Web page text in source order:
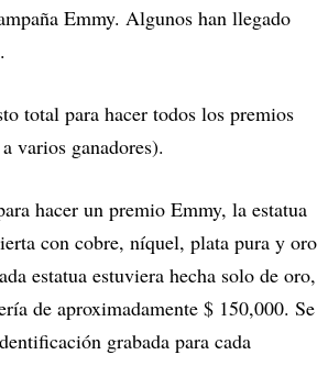
Emmy. Algunos han llegado
total para hacer todos los premios
varios ganadores).
hacer un premio Emmy, la estatua
con cobre, níquel, plata pura y oro
estatua estuviera hecha solo de oro,
de aproximadamente $ 150,000. Se
grabada para cada